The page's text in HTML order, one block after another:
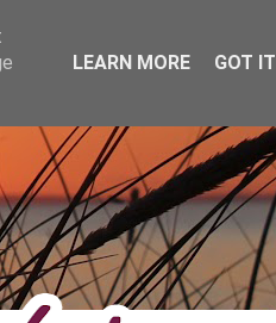
LEARN MORE GOT IT